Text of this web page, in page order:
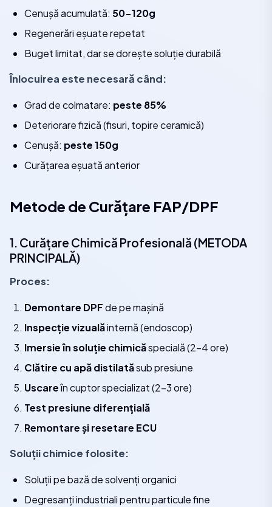
Cenușă acumulată: 50-120g
Regenerări eșuate repetat
Buget limitat, dar se dorește soluție durabilă
Înlocuirea este necesară când:
Grad de colmatare: peste 85%
Deteriorare fizică (fisuri, topire ceramică)
Cenușă: peste 150g
Curățarea eșuată anterior
Metode de Curățare FAP/DPF
1. Curățare Chimică Profesională (METODA
PRINCIPALĂ)
Proces:
Demontare DPFde pe mașină
Inspecție vizualăinternă (endoscop)
Imersie în soluție chimicăspecială (2-4 ore)
Clătire cu apă distilatăsub presiune
Uscareîn cuptor specializat (2-3 ore)
Test presiune diferențială
Remontare și resetare ECU
Soluții chimice folosite:
Soluții pe bază de solvenți organici
Degresanți industriali pentru particule fine